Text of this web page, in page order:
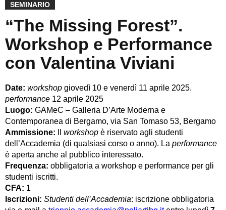
SEMINARIO
“The Missing Forest”.
Workshop e Performance
con Valentina Viviani
Date: workshop giovedì 10 e venerdì 11 aprile 2025.
performance 12 aprile 2025
Luogo: GAMeC – Galleria D’Arte Moderna e
Contemporanea di Bergamo, via San Tomaso 53, Bergamo
Ammissione:
workshop è riservato agli studenti
dell’Accademia (di qualsiasi corso o anno). La performance
è aperta anche al pubblico interessato.
Frequenza: obbligatoria a workshop e performance per gli
studenti iscritti.
CFA: 1
Iscrizioni: Studenti dell’Accademia: iscrizione obbligatoria